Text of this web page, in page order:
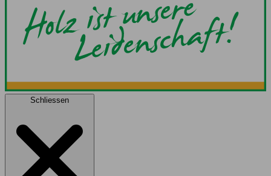
Schliessen